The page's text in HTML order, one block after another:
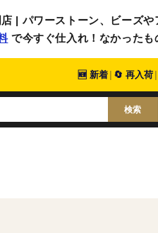
| パワーストーン、ビーズや
で今すぐ仕入れ！なかったも
🆕 新着 🔄 再入荷
検索